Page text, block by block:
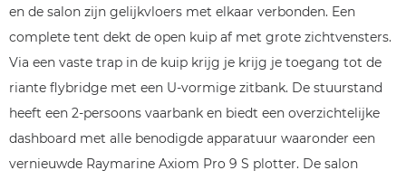
en de salon zijn gelijkvloers met elkaar verbonden. Een
complete tent dekt de open kuip af met grote zichtvensters.
Via een vaste trap in de kuip krijg je krijg je toegang tot de
riante flybridge met een U-vormige zitbank. De stuurstand
heeft een 2-persoons vaarbank en biedt een overzichtelijke
dashboard met alle benodigde apparatuur waaronder een
vernieuwde Raymarine Axiom Pro 9 S plotter. De salon